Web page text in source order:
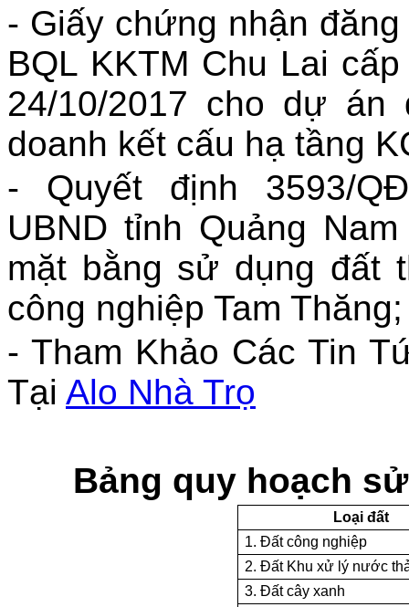
- Giấy chứng nhận
BQL KKTM Chu Lai
24/10/2017 cho dự
doanh kết cấu hạ tầng
- Quyết định 3593/
UBND tỉnh Quảng
mặt bằng sử dụng đất
công nghiệp Tam Thăng;
- Tham Khảo Các Tin
Tại Alo Nhà Trọ
Bảng quy hoạch
Loại đất
1. Đất công nghiệp
2. Đất Khu xử lý nước
3. Đất cây xanh